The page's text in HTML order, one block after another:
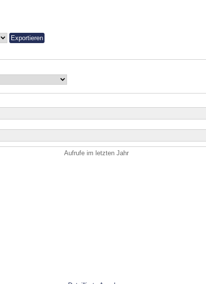
Aufrufe im letzten Jahr